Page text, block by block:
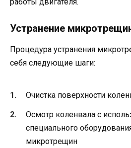
Устранение
Процедура устранения
себя следующие шаги:
Очистка поверхности
Осмотр коленвала с
специального
микротрещин